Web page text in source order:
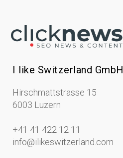
I like Switzerland GmbH
Hirschmattstrasse 15
6003 Luzern
+41 41 422 12 11
info@ilikeswitzerland.com